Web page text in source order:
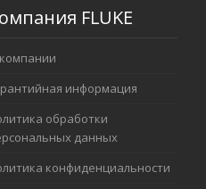
FLUKE
информация
обработки
данных
конфиденциальности